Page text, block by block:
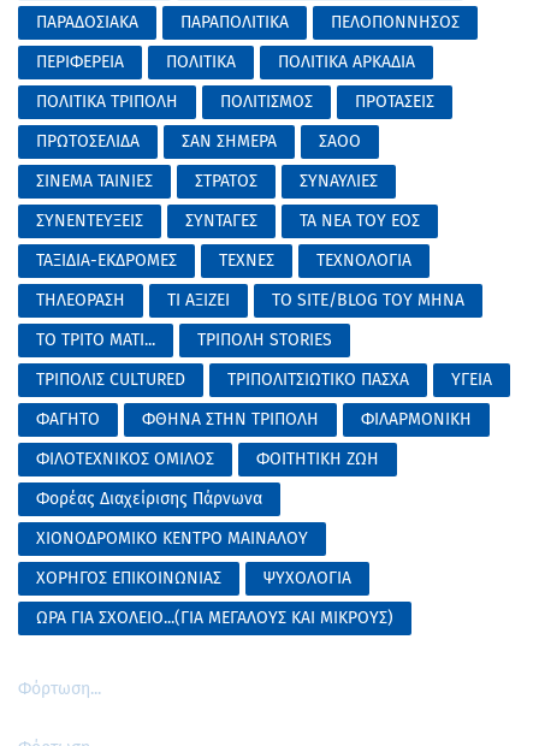
ΠΑΡΑΔΟΣΙΑΚΑ
ΠΑΡΑΠΟΛΙΤΙΚΑ
ΠΕΛΟΠΟΝΝΗΣΟΣ
ΠΕΡΙΦΕΡΕΙΑ
ΠΟΛΙΤΙΚΑ
ΠΟΛΙΤΙΚΑ ΑΡΚΑΔΙΑ
ΠΟΛΙΤΙΚΑ ΤΡΙΠΟΛΗ
ΠΟΛΙΤΙΣΜΟΣ
ΠΡΟΤΑΣΕΙΣ
ΠΡΩΤΟΣΕΛΙΔΑ
ΣΑΝ ΣΗΜΕΡΑ
ΣΑΟΟ
ΣΙΝΕΜΑ ΤΑΙΝΙΕΣ
ΣΤΡΑΤΟΣ
ΣΥΝΑΥΛΙΕΣ
ΣΥΝΕΝΤΕΥΞΕΙΣ
ΣΥΝΤΑΓΕΣ
ΤΑ ΝΕΑ ΤΟΥ ΕΟΣ
ΤΑΞΙΔΙΑ-ΕΚΔΡΟΜΕΣ
ΤΕΧΝΕΣ
ΤΕΧΝΟΛΟΓΙΑ
ΤΗΛΕΟΡΑΣΗ
ΤΙ ΑΞΙΖΕΙ
ΤΟ SITE/BLOG ΤΟΥ ΜΗΝΑ
ΤΟ ΤΡΙΤΟ ΜΑΤΙ...
ΤΡΙΠΟΛΗ STORIES
ΤΡΙΠΟΛΙΣ CULTURED
ΤΡΙΠΟΛΙΤΣΙΩΤΙΚΟ ΠΑΣΧΑ
ΥΓΕΙΑ
ΦΑΓΗΤΟ
ΦΘΗΝΑ ΣΤΗΝ ΤΡΙΠΟΛΗ
ΦΙΛΑΡΜΟΝΙΚΗ
ΦΙΛΟΤΕΧΝΙΚΟΣ ΟΜΙΛΟΣ
ΦΟΙΤΗΤΙΚΗ ΖΩΗ
Φορέας Διαχείρισης Πάρνωνα
ΧΙΟΝΟΔΡΟΜΙΚΟ ΚΕΝΤΡΟ ΜΑΙΝΑΛΟΥ
ΧΟΡΗΓΟΣ ΕΠΙΚΟΙΝΩΝΙΑΣ
ΨΥΧΟΛΟΓΙΑ
ΩΡΑ ΓΙΑ ΣΧΟΛΕΙΟ...(ΓΙΑ ΜΕΓΑΛΟΥΣ ΚΑΙ ΜΙΚΡΟΥΣ)
Φόρτωση...